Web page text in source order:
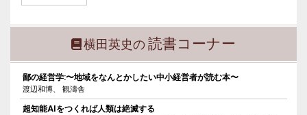
横田英史の読書コーナー
鄙の経営学:〜地域をなんとかしたい中小経営者が読む本〜
渡辺和博、 観濤舎
超知能AIをつくれば人類は絶滅する